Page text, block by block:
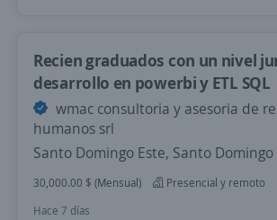
Recien graduados con un nivel
desarrollo en powerbi y ETL SQL
wmac consultoria y asesoria de
humanos srl
Santo Domingo Este, Santo Domingo
30,000.00 $ (Mensual)
Presencial y remoto
Hace 7 días